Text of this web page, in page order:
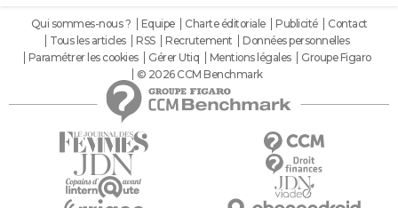
Qui sommes-nous ? Equipe Charte éditoriale Publicité
Contact
Tous les articles
RSS Recrutement
Données personnelles
Paramétrer les cookies
Gérer Utiq Mentions légales
Groupe Figaro
© 2026 CCM Benchmark